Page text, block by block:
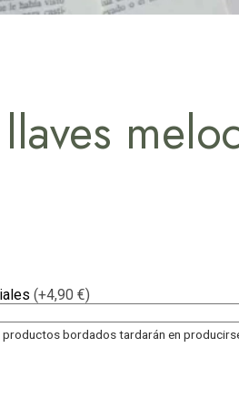
(+4,90 €)
bordados tardarán en